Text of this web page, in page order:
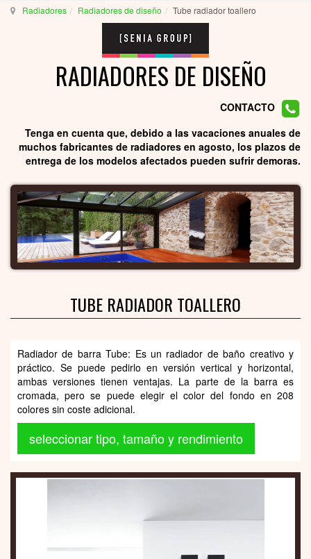
Radiadores Radiadores de diseño Tube radiador toallero
RADIADORES DE DISEÑO
CONTACTO
Tenga en cuenta que, debido a las vacaciones anuales de
muchos fabricantes de radiadores en agosto, los plazos de
entrega de los modelos afectados pueden sufrir demoras.
TUBE RADIADOR TOALLERO
Radiador de barra Tube: Es un radiador de baño creativo y
práctico. Se puede pedirlo en versión vertical y horizontal,
ambas versiones tienen ventajas. La parte de la barra es
cromada, pero se puede elegir el color del fondo en 208
colores sin coste adicional.
seleccionar tipo, tamaño y rendimiento